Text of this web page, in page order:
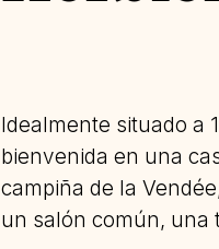
Idealmente situado a
bienvenida en una
campiña de la
un salón común, una